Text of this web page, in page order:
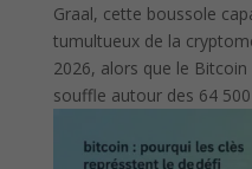
Graal, cette boussole
tumultueux de la
2026, alors que le
souffle autour des 64